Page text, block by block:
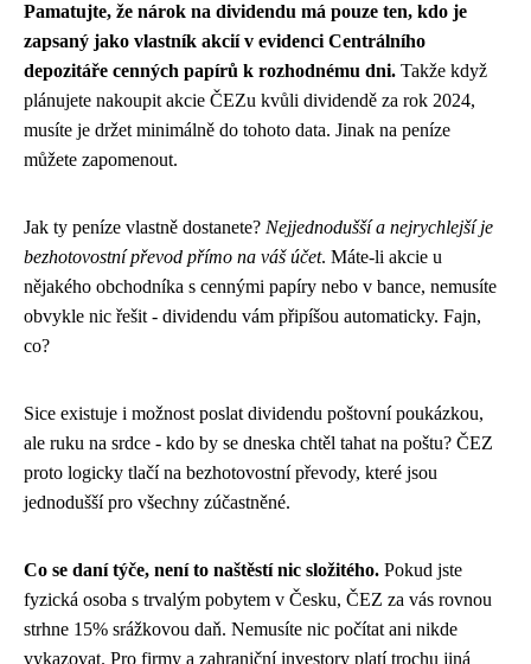
Pamatujte, že nárok na dividendu má pouze ten, kdo je
zapsaný jako vlastník akcií v evidenci Centrálního
depozitáře cenných papírů k rozhodnému dni. Takže když
plánujete nakoupit akcie ČEZu kvůli dividendě za rok 2024,
musíte je držet minimálně do tohoto data. Jinak na peníze
můžete zapomenout.
Jak ty peníze vlastně dostanete? Nejjednodušší a nejrychlejší je
bezhotovostní převod přímo na váš účet. Máte-li akcie u
nějakého obchodníka s cennými papíry nebo v bance, nemusíte
obvykle nic řešit - dividendu vám připíšou automaticky. Fajn,
co?
Sice existuje i možnost poslat dividendu poštovní poukázkou,
ale ruku na srdce - kdo by se dneska chtěl tahat na poštu? ČEZ
proto logicky tlačí na bezhotovostní převody, které jsou
jednodušší pro všechny zúčastněné.
Co se daní týče, není to naštěstí nic složitého. Pokud jste
fyzická osoba s trvalým pobytem v Česku, ČEZ za vás rovnou
strhne 15% srážkovou daň. Nemusíte nic počítat ani nikde
vykazovat. Pro firmy a zahraniční investory platí trochu jiná